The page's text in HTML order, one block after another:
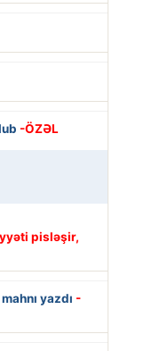
-ÖZƏL
pisləşir,
yazdı -